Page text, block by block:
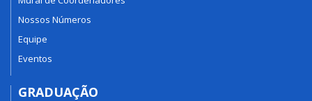
Nossos Números
Equipe
Eventos
GRADUAÇÃO